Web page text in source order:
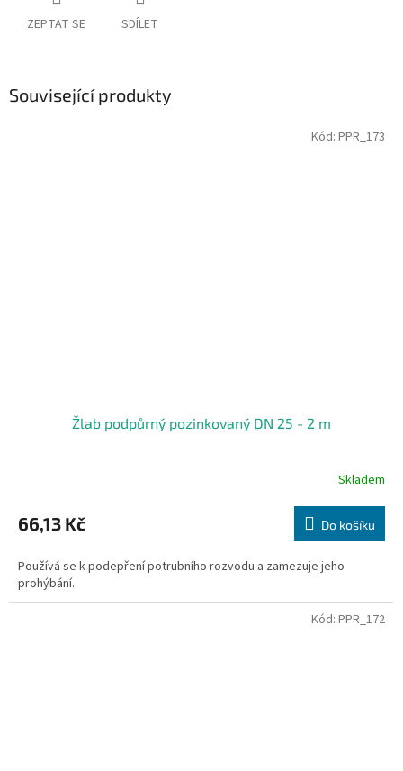
ZEPTAT SE SDÍLET
Související produkty
Žlab podpůrný pozinkovaný DN 25 - 2 m
Skladem
66,13 Kč Do košíku
Používá se k podepření potrubního rozvodu a zamezuje jeho
prohýbání.
Kód: PPR_173
Kód: PPR_172